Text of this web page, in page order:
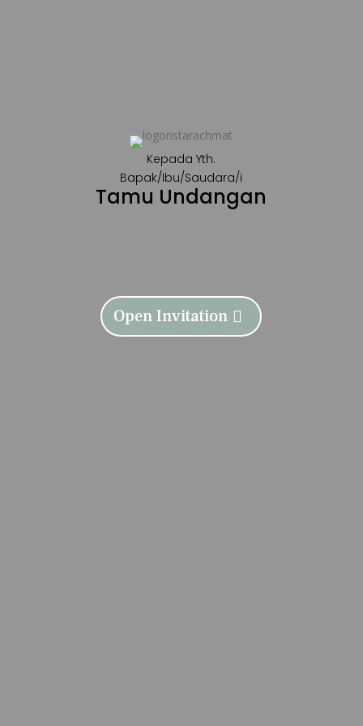
Kepada Yth.
Bapak/Ibu/Saudara/i
Tamu Undangan
Open Invitation